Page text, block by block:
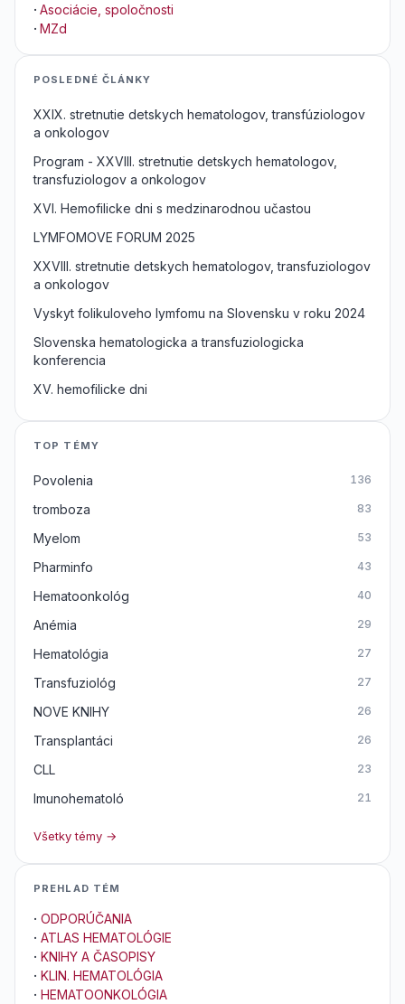
· Asociácie, spoločnosti
· MZd
POSLEDNÉ ČLÁNKY
XXIX. stretnutie detskych hematologov, transfúziologov
a onkologov
Program - XXVIII. stretnutie detskych hematologov,
transfuziologov a onkologov
XVI. Hemofilicke dni s medzinarodnou učastou
LYMFOMOVE FORUM 2025
XXVIII. stretnutie detskych hematologov, transfuziologov
a onkologov
Vyskyt folikuloveho lymfomu na Slovensku v roku 2024
Slovenska hematologicka a transfuziologicka
konferencia
XV. hemofilicke dni
TOP TÉMY
Povolenia 136
tromboza 83
Myelom 53
Pharminfo 43
Hematoonkológ 40
Anémia 29
Hematológia 27
Transfuziológ 27
NOVE KNIHY 26
Transplantáci 26
CLL 23
Imunohematoló 21
Všetky témy →
PREHLAD TÉM
· ODPORÚČANIA
· ATLAS HEMATOLÓGIE
· KNIHY A ČASOPISY
· KLIN. HEMATOLÓGIA
· HEMATOONKOLÓGIA